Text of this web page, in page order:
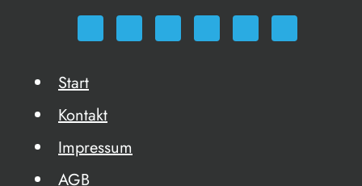
Start
Kontakt
Impressum
AGB